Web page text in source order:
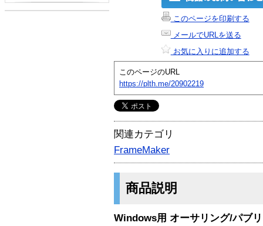
このページを印刷する
メールでURLを送る
お気に入りに追加する
このページのURL
https://plth.me/20902219
関連カテゴリ
FrameMaker
商品説明
Windows用 オーサリング/パブ